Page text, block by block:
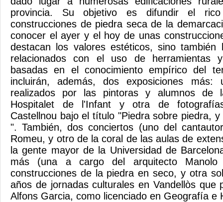
provincia. Su objetivo es difundir el
construcciones de piedra seca de la
conocer el ayer y el hoy de unas
destacan los valores estéticos, sino también
relacionados con el uso de herramientas
basadas en el conocimiento empírico del
incluirán, además, dos exposiciones
realizados por las pintoras y alumnos de
Hospitalet de l'Infant y otra de
Castellnou bajo el título "Piedra sobre piedra,
". También, dos conciertos (uno del
Romeu, y otro de la coral de las aulas de
la gente mayor de la Universidad de
más (una a cargo del arquitecto
construcciones de la piedra en seco, y otra
años de jornadas culturales en Vandellòs que
Alfons Garcia, como licenciado en Geografía e